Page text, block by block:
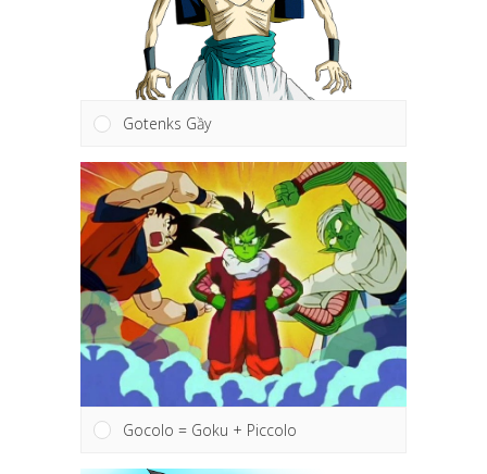
Gotenks Gầy
Gocolo = Goku + Piccolo